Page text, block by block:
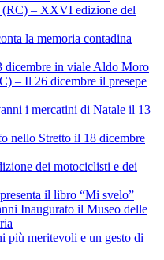
– XXVI edizione del
la memoria contadina
dicembre in viale Aldo Moro
– Il 26 dicembre il presepe
i mercatini di Natale il 13
nello Stretto il 18 dicembre
dei motociclisti e dei
il libro “Mi svelo”
Inaugurato il Museo delle
più meritevoli e un gesto di